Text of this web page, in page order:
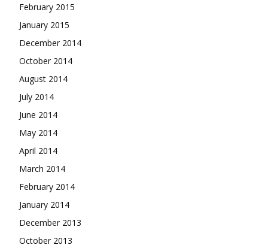
February 2015
January 2015
December 2014
October 2014
August 2014
July 2014
June 2014
May 2014
April 2014
March 2014
February 2014
January 2014
December 2013
October 2013